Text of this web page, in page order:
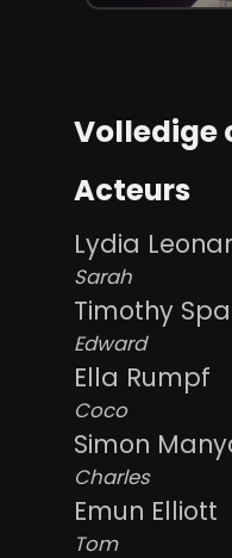
Volledige
Acteurs
Lydia
Sarah
Timothy
Edward
Ella Rumpf
Coco
Simon
Charles
Emun Elliott
Tom